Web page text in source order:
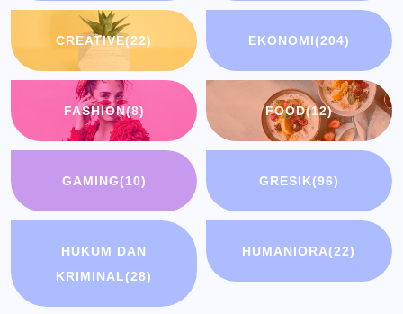
CREATIVE(22) EKONOMI(204)
FASHION(8) FOOD(12)
GAMING(10) GRESIK(96)
HUKUM DAN
KRIMINAL(28)
HUMANIORA(22)